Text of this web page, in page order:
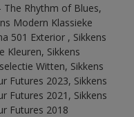
The Rhythm of Blues,
Modern Klassieke
501 Exterior , Sikkens
Kleuren, Sikkens
Witten, Sikkens
Futures 2023, Sikkens
Futures 2021, Sikkens
Futures 2018